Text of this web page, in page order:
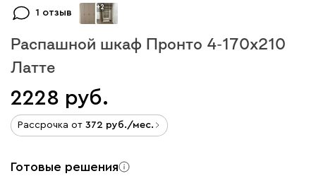
1 отзыв
+2
Распашной шкаф Пронто 4-170x210
Латте
2228
Рассрочка от 372 /мес.
Готовые решения